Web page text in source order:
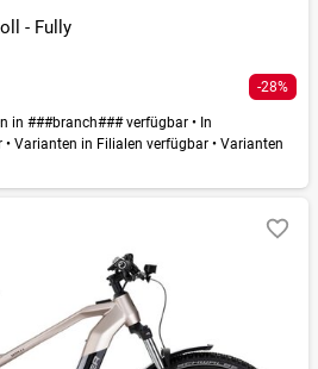
- Fully
-28%
in ###branch### verfügbar • In
• Varianten in Filialen verfügbar • Varianten